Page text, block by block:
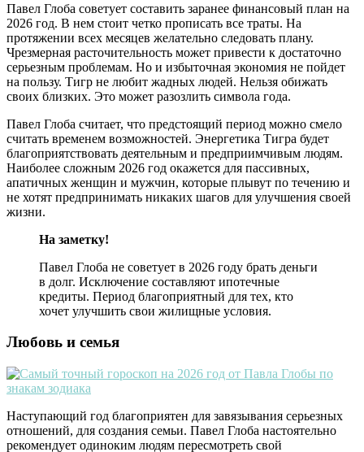
Павел Глоба советует составить заранее финансовый план на
2026 год. В нем стоит четко прописать все траты. На
протяжении всех месяцев желательно следовать плану.
Чрезмерная расточительность может привести к достаточно
серьезным проблемам. Но и избыточная экономия не пойдет
на пользу. Тигр не любит жадных людей. Нельзя обижать
своих близких. Это может разозлить символа года.
Павел Глоба считает, что предстоящий период можно смело
считать временем возможностей. Энергетика Тигра будет
благоприятствовать деятельным и предприимчивым людям.
Наиболее сложным 2026 год окажется для пассивных,
апатичных женщин и мужчин, которые плывут по течению и
не хотят предпринимать никаких шагов для улучшения своей
жизни.
На заметку!
Павел Глоба не советует в 2026 году брать деньги
в долг. Исключение составляют ипотечные
кредиты. Период благоприятный для тех, кто
хочет улучшить свои жилищные условия.
Любовь и семья
Наступающий год благоприятен для завязывания серьезных
отношений, для создания семьи. Павел Глоба настоятельно
рекомендует одиноким людям пересмотреть свой